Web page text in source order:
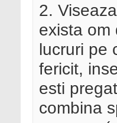
2.
exista om
lucruri pe
fericit,
esti
combina